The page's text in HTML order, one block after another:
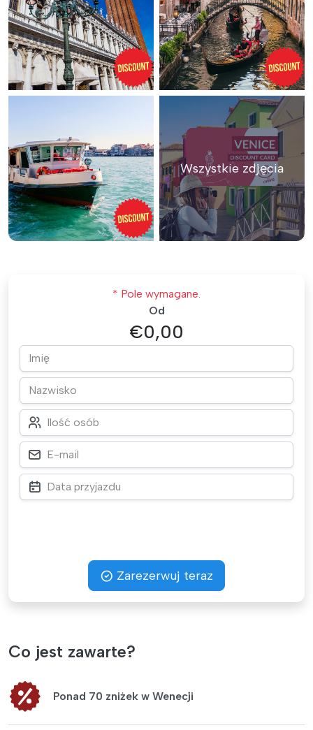
Wszystkie zdjęcia
Co jest zawarte?
Ponad 70 zniżek w Wenecji
* Pole wymagane.
Od
€0,00
Zarezerwuj teraz